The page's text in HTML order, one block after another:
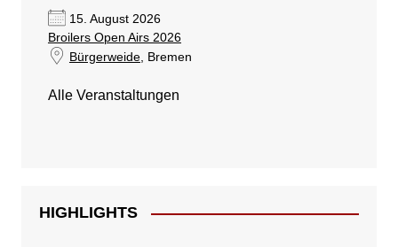
15. August 2026
Broilers Open Airs 2026
Bürgerweide, Bremen
Alle Veranstaltungen
HIGHLIGHTS